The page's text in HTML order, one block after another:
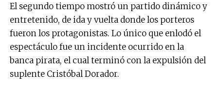
El segundo tiempo mostró un partido dinámico y
entretenido, de ida y vuelta donde los porteros
fueron los protagonistas. Lo único que enlodó el
espectáculo fue un incidente ocurrido en la
banca pirata, el cual terminó con la expulsión del
suplente Cristóbal Dorador.